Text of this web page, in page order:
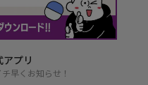
プリ
早くお知らせ！